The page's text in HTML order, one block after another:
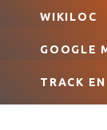
WIKILOC
GOOGLE
TRACK